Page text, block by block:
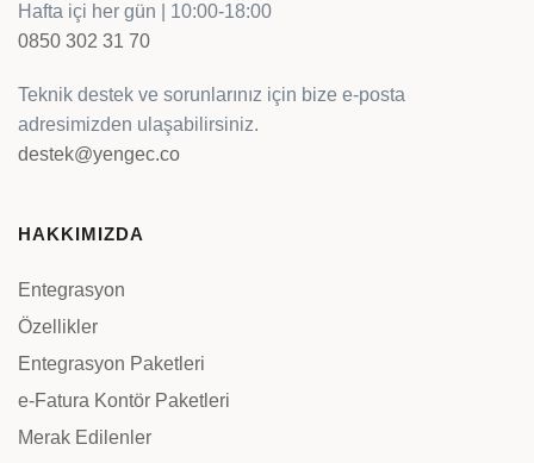
Hafta içi her gün | 10:00-18:00
0850 302 31 70
Teknik destek ve sorunlarınız için bize e-posta
adresimizden ulaşabilirsiniz.
destek@yengec.co
HAKKIMIZDA
Entegrasyon
Özellikler
Entegrasyon Paketleri
e-Fatura Kontör Paketleri
Merak Edilenler